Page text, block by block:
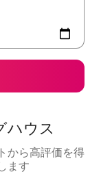
ハウス
から高評価を得
ます